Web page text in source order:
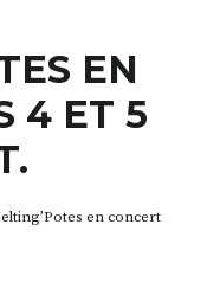
EN
4 ET 5
en concert